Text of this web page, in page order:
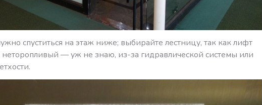
спуститься на этаж ниже; выбирайте лестницу, так как лифт
неторопливый — уж не знаю, из-за гидравлической системы или